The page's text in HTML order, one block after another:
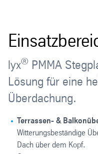
lyx® PMMA
Lösung für eine
Überdachung.
Terrassen- &
Witterungsbeständige
Dach über dem Kopf.